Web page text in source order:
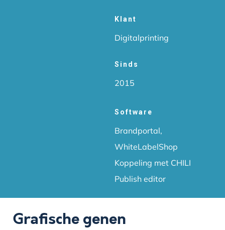
Klant
Digitalprinting
Sinds
2015
Software
Brandportal,
WhiteLabelShop
Koppeling met CHILI
Publish editor
Grafische genen